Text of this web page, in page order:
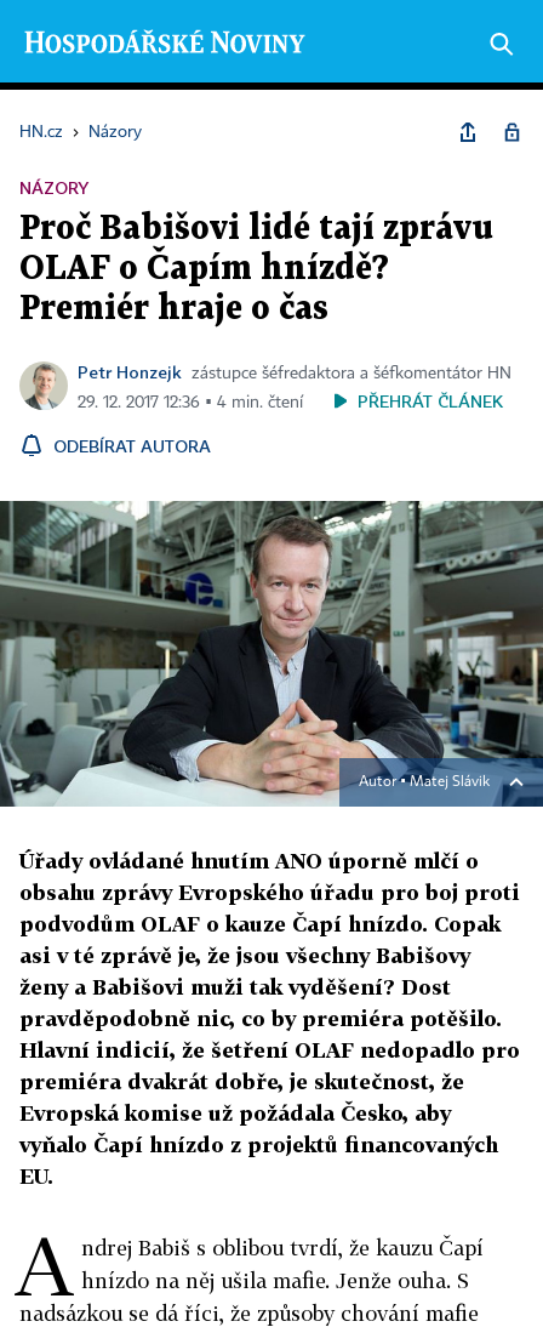
HN.cz › Názory
NÁZORY
Proč Babišovi lidé tají zprávu
OLAF o Čapím hnízdě?
Premiér hraje o čas
Petr Honzejk
zástupce šéfredaktora a šéfkomentátor HN
29. 12. 2017 12:36 ▪ 4 min. čtení
PŘEHRÁT ČLÁNEK
ODEBÍRAT AUTORA
Autor ▪Matej Slávik
Úřady ovládané hnutím ANO úporně mlčí o
obsahu zprávy Evropského úřadu pro boj proti
podvodům OLAF o kauze Čapí hnízdo. Copak
asi v té zprávě je, že jsou všechny Babišovy
ženy a Babišovi muži tak vyděšení? Dost
pravděpodobně nic, co by premiéra potěšilo.
Hlavní indicií, že šetření OLAF nedopadlo pro
premiéra dvakrát dobře, je skutečnost, že
Evropská komise už požádala Česko, aby
vyňalo Čapí hnízdo z projektů financovaných
EU.
A ndrej Babiš s oblibou tvrdí, že kauzu Čapí
hnízdo na něj ušila mafie. Jenže ouha. S
nadsázkou se dá říci, že způsoby chování mafie